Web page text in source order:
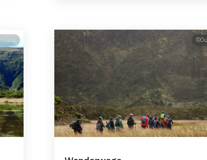
Faial